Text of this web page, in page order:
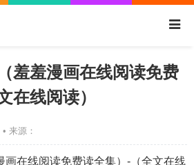
羞羞漫画在线阅读免费
在线阅读）
来源：
画在线阅读免费读全集）-（全文在线